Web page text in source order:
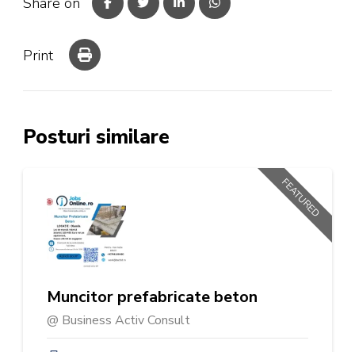
Print
Posturi similare
Muncitor prefabricate beton
@ Business Activ Consult
FEATURED